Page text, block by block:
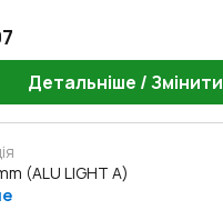
Детальніше / Змінити
(ALU LIGHT A)